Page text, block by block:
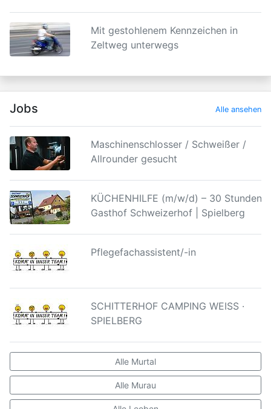
Mit gestohlenem Kennzeichen in
Zeltweg unterwegs
Jobs Alle ansehen
Maschinenschlosser / Schweißer /
Allrounder gesucht
KÜCHENHILFE (m/w/d) – 30 Stunden |
Gasthof Schweizerhof | Spielberg
Pflegefachassistent/-in
SCHITTERHOF CAMPING WEISS ·
SPIELBERG
Alle Murtal
Alle Murau